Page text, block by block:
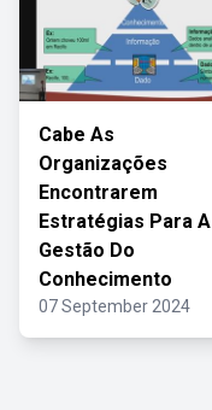
Cabe As
Organizações
Encontrarem
Estratégias Para A
Gestão Do
Conhecimento
07 September 2024